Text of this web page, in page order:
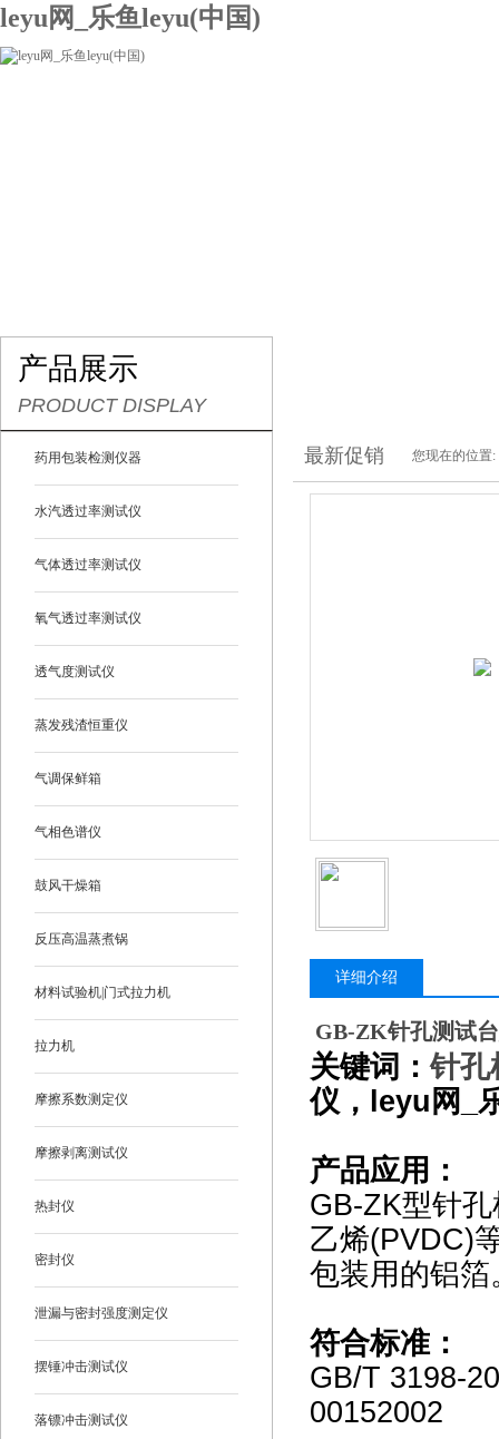
leyu网_乐鱼leyu(中国)
产品展示
PRODUCT DISPLAY
药用包装检测仪器
水汽透过率测试仪
气体透过率测试仪
氧气透过率测试仪
透气度测试仪
蒸发残渣恒重仪
气调保鲜箱
气相色谱仪
鼓风干燥箱
反压高温蒸煮锅
材料试验机|门式拉力机
拉力机
摩擦系数测定仪
摩擦剥离测试仪
热封仪
密封仪
泄漏与密封强度测定仪
摆锤冲击测试仪
落镖冲击测试仪
最新促销 您现在的位置:
详细介绍
GB-ZK针孔测试
关键词：针孔
仪，leyu网_
产品应用：
GB-ZK型针
乙烯(PVDC)
包装用的铝箔
符合标准：
GB/T 3198-
00152002